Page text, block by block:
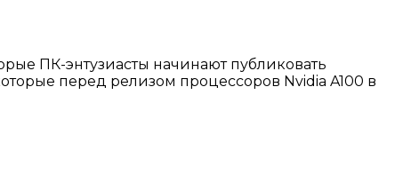
ПК-энтузиасты начинают публиковать
перед релизом процессоров Nvidia A100 в